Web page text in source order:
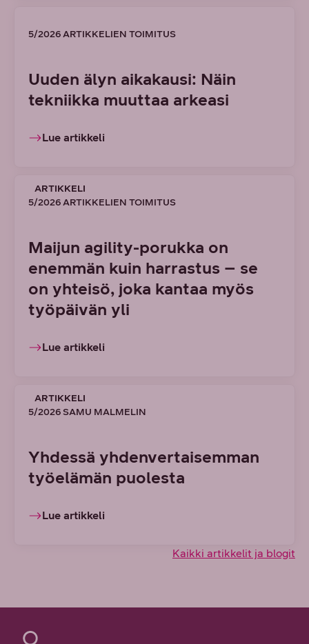
5/2026 ARTIKKELIEN TOIMITUS
Uuden älyn aikakausi: Näin
tekniikka muuttaa arkeasi
Lue artikkeli
ARTIKKELI
5/2026 ARTIKKELIEN TOIMITUS
Maijun agility-porukka on
enemmän kuin harrastus – se
on yhteisö, joka kantaa myös
työpäivän yli
Lue artikkeli
ARTIKKELI
5/2026 SAMU MALMELIN
Yhdessä yhdenvertaisemman
työelämän puolesta
Lue artikkeli
Kaikki artikkelit ja blogit